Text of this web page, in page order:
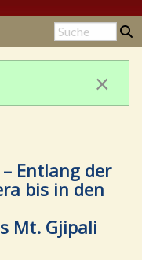
×
Entlang der
bis in den
Mt. Gjipali